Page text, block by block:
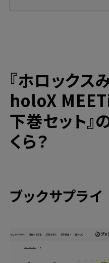
『ホロックス
holoX
下巻セット』
くら？
ブックサプライ